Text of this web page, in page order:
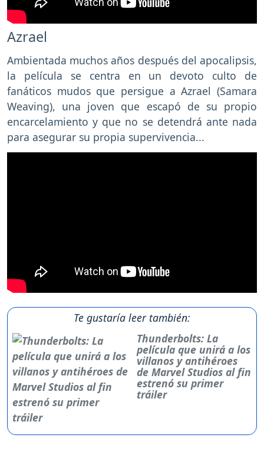
Azrael
Ambientada muchos años después del apocalipsis,
la película se centra en un devoto culto de
fanáticos mudos que persigue a Azrael (Samara
Weaving), una joven que escapó de su propio
encarcelamiento y que no se detendrá ante nada
para asegurar su propia supervivencia...
Te gustaría leer también:
Thunderbolts: La
película que unirá a los
villanos y antihéroes
de Marvel Studios al fin
estrenó su primer
tráiler